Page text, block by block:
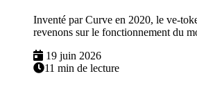
Inventé par Curve en 2020, le ve-
revenons sur le fonctionnement du
19 juin 2026
11 min de lecture